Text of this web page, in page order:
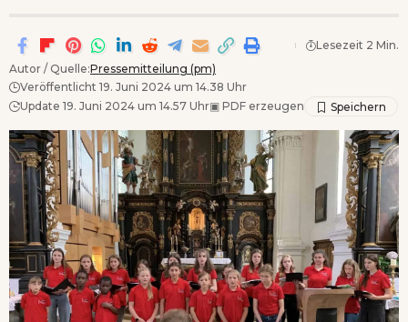
Autor / Quelle:Pressemitteilung (pm)
Veröffentlicht 19. Juni 2024 um 14.38 Uhr
Update 19. Juni 2024 um 14.57 Uhr▣ PDF erzeugen
Lesezeit 2 Min.